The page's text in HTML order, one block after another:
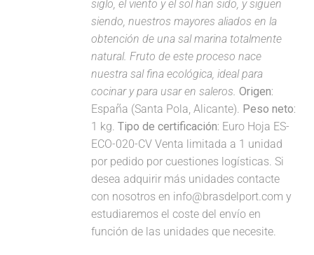
siglo, el viento y el sol han sido, y siguen
siendo, nuestros mayores aliados en la
obtención de una sal marina totalmente
natural. Fruto de este proceso nace
nuestra sal fina ecológica, ideal para
cocinar y para usar en saleros. Origen:
España (Santa Pola, Alicante). Peso neto:
1 kg.Tipo de certificación: Euro Hoja ES-
ECO-020-CV Venta limitada a 1 unidad
por pedido por cuestiones logísticas. Si
desea adquirir más unidades contacte
con nosotros en info@brasdelport.com y
estudiaremos el coste del envío en
función de las unidades que necesite.